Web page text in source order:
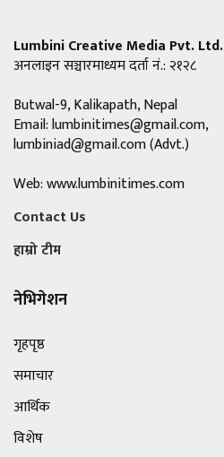
Lumbini Creative Media Pvt. Ltd.
अनलाइन सञ्चारमाध्यम दर्ता नं.: २१२८
Butwal-9, Kalikapath, Nepal
Email:lumbinitimes@gmail.com,
lumbiniad@gmail.com(Advt.)
Web: www.lumbinitimes.com
Contact Us
हाम्रो टीम
नेभिगेशन
गृहपृष्ठ
समाचार
आर्थिक
विशेष